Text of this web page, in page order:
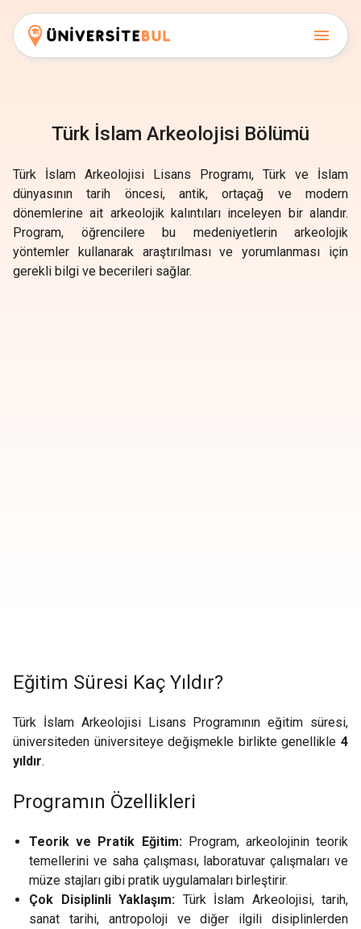
Türk İslam Arkeolojisi Bölümü
Türk İslam Arkeolojisi Lisans Programı, Türk ve İslam
dünyasının tarih öncesi, antik, ortaçağ ve modern
dönemlerine ait arkeolojik kalıntıları inceleyen bir alandır.
Program, öğrencilere bu medeniyetlerin arkeolojik
yöntemler kullanarak araştırılması ve yorumlanması için
gerekli bilgi ve becerileri sağlar.
Eğitim Süresi Kaç Yıldır?
Türk İslam Arkeolojisi Lisans Programının eğitim süresi,
üniversiteden üniversiteye değişmekle birlikte genellikle 4
yıldır.
Programın Özellikleri
Teorik ve Pratik Eğitim:Program, arkeolojinin teorik
temellerini ve saha çalışması, laboratuvar çalışmaları ve
müze stajları gibi pratik uygulamaları birleştirir.
Çok Disiplinli Yaklaşım: Türk İslam Arkeolojisi, tarih,
sanat tarihi, antropoloji ve diğer ilgili disiplinlerden